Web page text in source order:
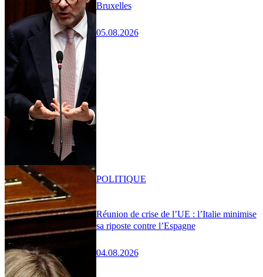
Bruxelles
05.08.2026
Réunion de crise de l’UE : l’Italie minimise
sa riposte contre l’Espagne
04.08.2026
POLITIQUE